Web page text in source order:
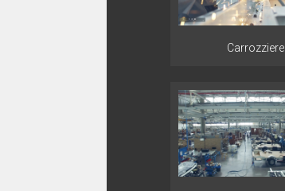
Carrozziere